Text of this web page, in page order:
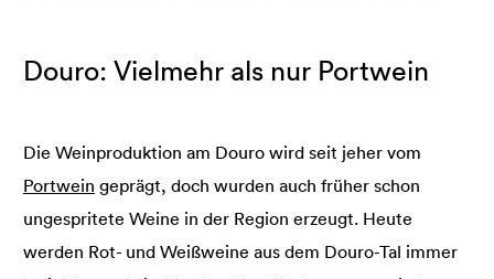
Douro: Vielmehr als nur Portwein
Die Weinproduktion am Douro wird seit jeher vom
Portwein geprägt, doch wurden auch früher schon
ungespritete Weine in der Region erzeugt. Heute
werden Rot- und Weißweine aus dem Douro-Tal immer